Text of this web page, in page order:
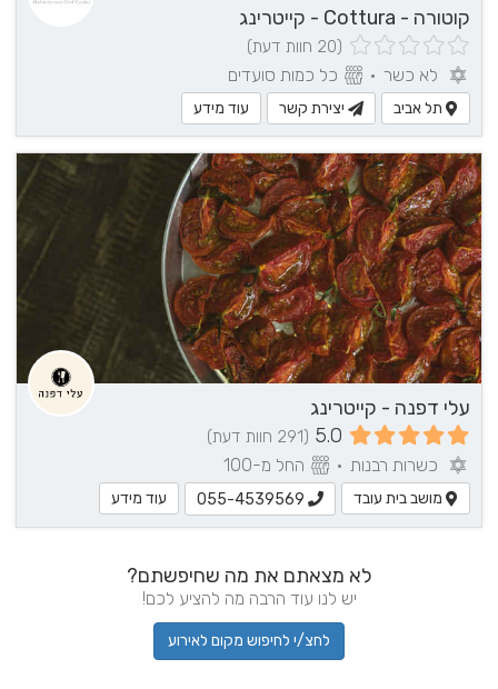
קוטורה - Cottura - קייטרינג
(20 חוות דעת)
לא כשר • כל כמות סועדים
תל אביב יצירת קשר עוד מידע
עלי דפנה - קייטרינג
5.0 (291 חוות דעת)
כשרות רבנות • החל מ-100
מושב בית עובד 055-4539569 עוד מידע
לא מצאתם את מה שחיפשתם?
יש לנו עוד הרבה מה להציע לכם!
לחצ/י לחיפוש מקום לאירוע